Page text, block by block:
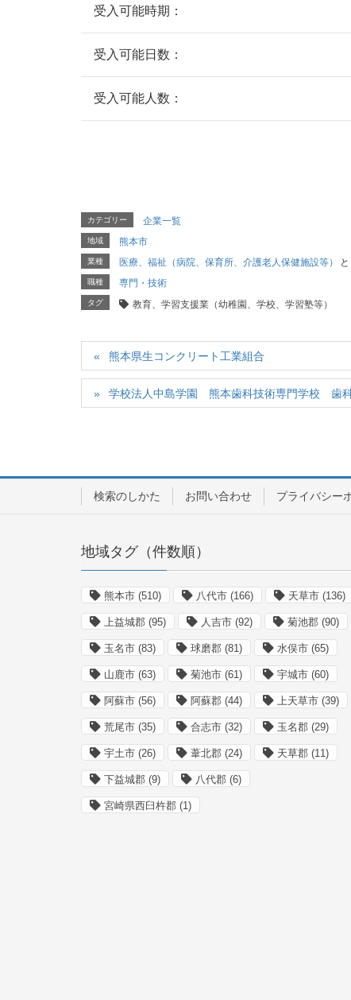
受入可能時期：
受入可能日数：
受入可能人数：
カテゴリー 企業一覧
地域 熊本市
業種 医療、福祉（病院、保育所、介護老人保健施設等） と
職種 専門・技術
タグ 教育、学習支援業（幼稚園、学校、学習塾等）
熊本県生コンクリート工業組合
学校法人中島学園 熊本歯科技術専門学校 歯
検索のしかた お問い合わせ プライバシー
地域タグ（件数順）
熊本市 (510) 八代市 (166) 天草市 (136)
上益城郡 (95) 人吉市 (92) 菊池郡 (90)
玉名市 (83) 球磨郡 (81) 水俣市 (65)
山鹿市 (63) 菊池市 (61) 宇城市 (60)
阿蘇市 (56) 阿蘇郡 (44) 上天草市 (39)
荒尾市 (35) 合志市 (32) 玉名郡 (29)
宇土市 (26) 葦北郡 (24) 天草郡 (11)
下益城郡 (9) 八代郡 (6)
宮崎県西臼杵郡 (1)